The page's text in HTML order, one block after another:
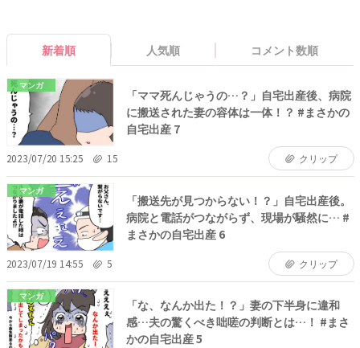
新着順 人気順 コメント数順
マンガ
「ママ死んじゃうの…？」自宅出産後、病院
に搬送された妻の容体は一体！？ #まさかの
自宅出産 7
2023/07/20 15:25 15 クリップ
マンガ
「搬送先が見つからない！？」自宅出産後。
病院と電話がつながらず、現場が騒然に… #
まさかの自宅出産 6
2023/07/19 14:55 5 クリップ
マンガ
「な、なんか出た！？」妻の下半身に違和
感…夫の驚くべき咄嗟の判断とは…！ #まさ
かの自宅出産 5